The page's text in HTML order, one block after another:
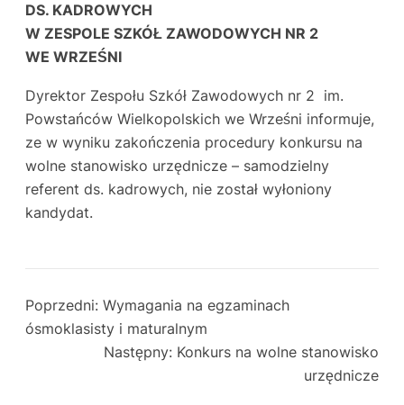
DS. KADROWYCH
W ZESPOLE SZKÓŁ ZAWODOWYCH NR 2
WE WRZEŚNI
Dyrektor Zespołu Szkół Zawodowych nr 2 im.
Powstańców Wielkopolskich we Wrześni informuje,
ze w wyniku zakończenia procedury konkursu na
wolne stanowisko urzędnicze – samodzielny
referent ds. kadrowych, nie został wyłoniony
kandydat.
Poprzedni: Wymagania na egzaminach
ósmoklasisty i maturalnym
Następny: Konkurs na wolne stanowisko
urzędnicze